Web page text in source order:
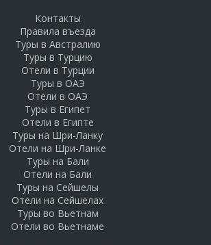
Контакты
Правила въезда
Туры в Австралию
Туры в Турцию
Отели в Турции
Туры в ОАЭ
Отели в ОАЭ
Туры в Египет
Отели в Египте
Туры на Шри-Ланку
Отели на Шри-Ланке
Туры на Бали
Отели на Бали
Туры на Сейшелы
Отели на Сейшелах
Туры во Вьетнам
Отели во Вьетнаме